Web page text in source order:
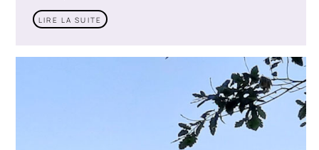
LIRE LA SUITE